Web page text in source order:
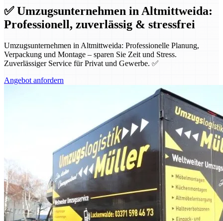
✅ Umzugsunternehmen in Altmittweida:
Professionell, zuverlässig & stressfrei
Umzugsunternehmen in Altmittweida: Professionelle Planung,
Verpackung und Montage – sparen Sie Zeit und Stress.
Zuverlässiger Service für Privat und Gewerbe. ✅
Angebot anfordern